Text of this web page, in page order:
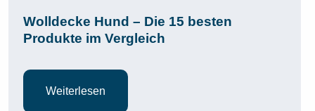
Wolldecke Hund – Die 15 besten
Produkte im Vergleich
Weiterlesen